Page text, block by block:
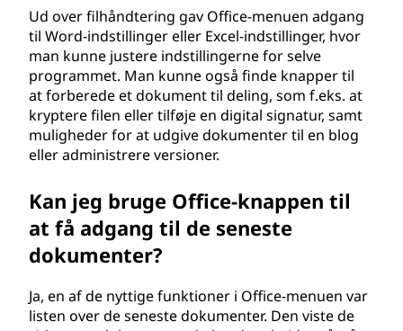
Ud over filhåndtering gav Office-menuen adgang
til Word-indstillinger eller Excel-indstillinger, hvor
man kunne justere indstillingerne for selve
programmet. Man kunne også finde knapper til
at forberede et dokument til deling, som f.eks. at
kryptere filen eller tilføje en digital signatur, samt
muligheder for at udgive dokumenter til en blog
eller administrere versioner.
Kan jeg bruge Office-knappen til
at få adgang til de seneste
dokumenter?
Ja, en af de nyttige funktioner i Office-menuen var
listen over de seneste dokumenter. Den viste de